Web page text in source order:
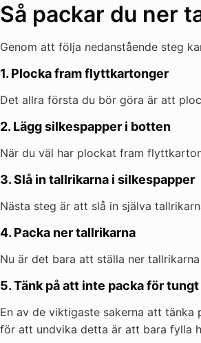
Så packar du ner
Genom att följa nedanstående steg
1. Plocka fram flyttkartonger
Det allra första du bör göra är att
2. Lägg silkespapper i botten
När du väl har plockat fram
3. Slå in tallrikarna i silkespapper
Nästa steg är att slå in själva
4. Packa ner tallrikarna
Nu är det bara att ställa ner
5. Tänk på att inte packa för tungt
En av de viktigaste sakerna att
för att undvika detta är att bara fylla